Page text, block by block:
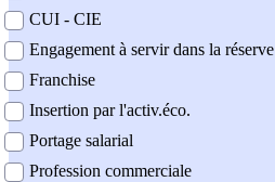
CUI - CIE
Engagement à servir dans la réserve
Franchise
Insertion par l'activ.éco.
Portage salarial
Profession commerciale